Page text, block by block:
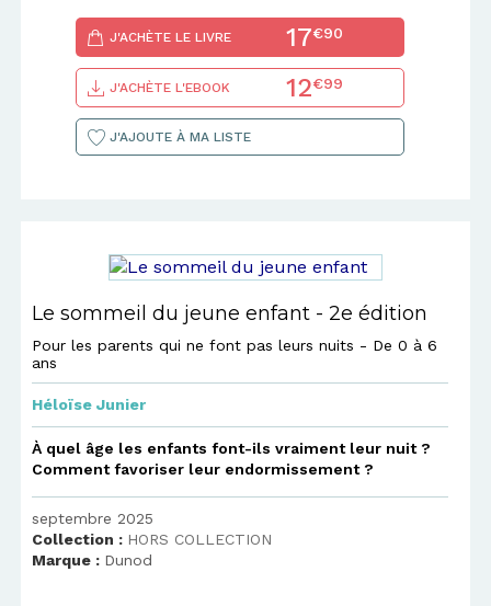
J'ACHÈTE LE LIVRE 17€90
J'ACHÈTE L'EBOOK 12€99
J'AJOUTE À MA LISTE
Le sommeil du jeune enfant - 2e édition
Pour les parents qui ne font pas leurs nuits - De 0 à 6
ans
Héloïse Junier
À quel âge les enfants font-ils vraiment leur nuit ?
Comment favoriser leur endormissement ?
septembre 2025
Collection : HORS COLLECTION
Marque : Dunod